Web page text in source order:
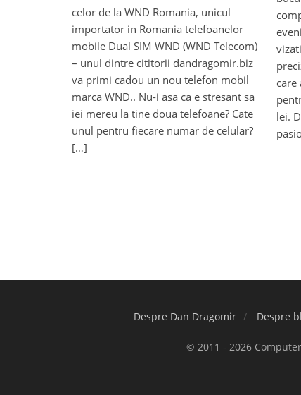
celor de la WND Romania, unicul
importator in Romania telefoanelor
mobile Dual SIM WND (WND Telecom)
– unul dintre cititorii dandragomir.biz
va primi cadou un nou telefon mobil
marca WND.. Nu-i asa ca e stresant sa
iei mereu la tine doua telefoane? Cate
unul pentru fiecare numar de celular?
[…]
care
lei.
Despre Dan Dragomir Despre
© 2011 - 2026